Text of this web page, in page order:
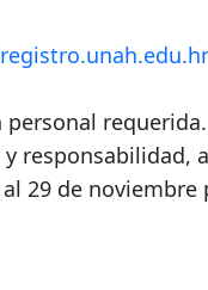
requerida.
responsabilidad,
29 de